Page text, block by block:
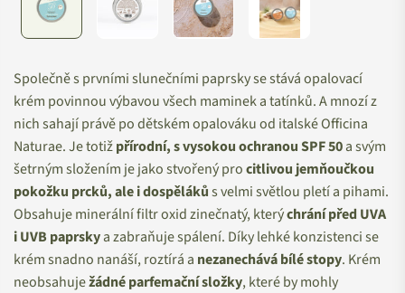
Společně s prvními slunečními paprsky se stává opalovací
krém povinnou výbavou všech maminek a tatínků. A mnozí z
nich sahají právě po dětském opalováku od italské Officina
Naturae. Je totižpřírodní, s vysokou ochranou SPF 50a svým
šetrným složením je jako stvořený procitlivou jemňoučkou
pokožku prcků, ale i dospělákůs velmi světlou pletí a pihami.
Obsahuje minerální filtr oxid zinečnatý, kterýchrání před UVA
i UVB paprskya zabraňuje spálení. Díky lehké konzistenci se
krém snadno nanáší, roztírá a nezanechává bílé stopy. Krém
neobsahuježádné parfemační složky, které by mohly